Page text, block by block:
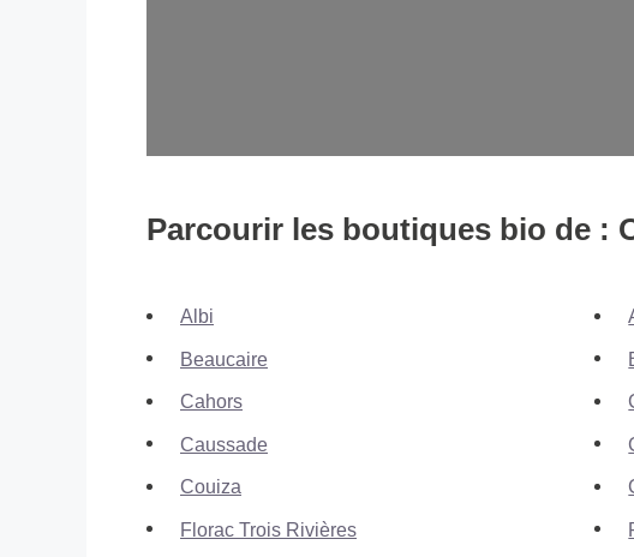
Parcourir les boutiques bio de :
Albi
Beaucaire
Cahors
Caussade
Couiza
Florac Trois Rivières